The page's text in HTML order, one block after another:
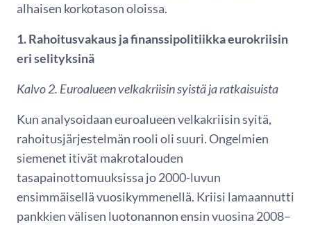
alhaisen korkotason oloissa.
1. Rahoitusvakaus ja finanssipolitiikka eurokriisin
eri selityksinä
Kalvo 2. Euroalueen velkakriisin syistä ja ratkaisuista
Kun analysoidaan euroalueen velkakriisin syitä,
rahoitusjärjestelmän rooli oli suuri. Ongelmien
siemenet itivät makrotalouden
tasapainottomuuksissa jo 2000-luvun
ensimmäisellä vuosikymmenellä. Kriisi lamaannutti
pankkien välisen luotonannon ensin vuosina 2008–